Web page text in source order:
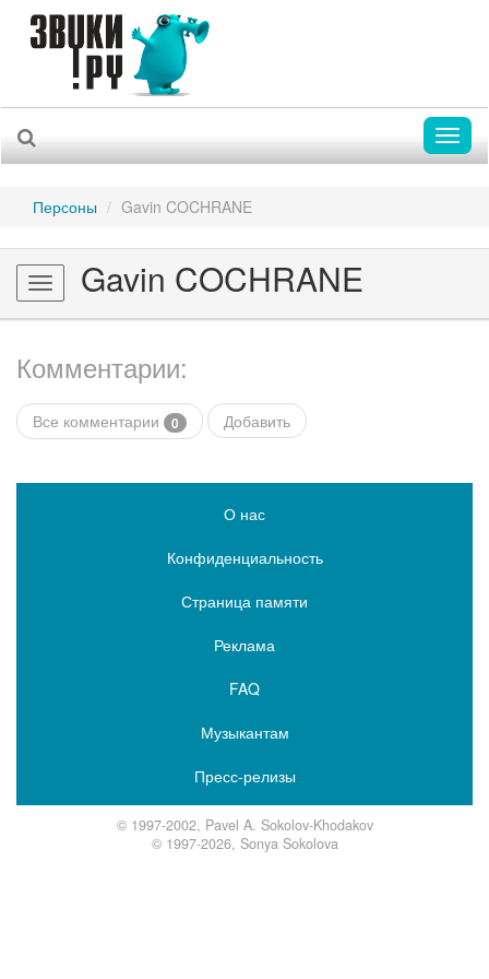
Персоны Gavin COCHRANE
Toggle
navigation
Gavin COCHRANE
Комментарии:
Все комментарии 0 Добавить
О нас
Конфиденциальность
Страница памяти
Реклама
FAQ
Музыкантам
Пресс-релизы
© 1997-2002, Pavel A. Sokolov-Khodakov
© 1997-2026, Sonya Sokolova